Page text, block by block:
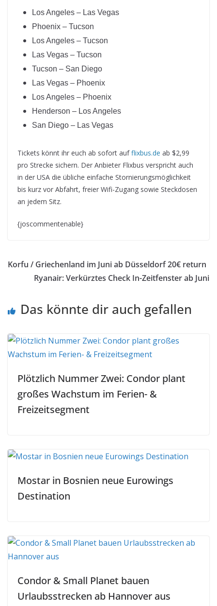
Los Angeles – Las Vegas
Phoenix – Tucson
Los Angeles – Tucson
Las Vegas – Tucson
Tucson – San Diego
Las Vegas – Phoenix
Los Angeles – Phoenix
Henderson – Los Angeles
San Diego – Las Vegas
Tickets könnt ihr euch ab sofort aufflixbus.de ab $2,99
pro Strecke sichern. Der Anbieter Flixbus verspricht auch
in der USA die übliche einfache Stornierungsmöglichkeit
bis kurz vor Abfahrt, freier Wifi-Zugang sowie Steckdosen
an jedem Sitz.
{joscommentenable}
Korfu / Griechenland im Juni ab Düsseldorf 20€ return
Ryanair: Verkürztes Check In-Zeitfenster ab Juni
Das könnte dir auch gefallen
Plötzlich Nummer Zwei: Condor plant
großes Wachstum im Ferien- &
Freizeitsegment
Mostar in Bosnien neue Eurowings
Destination
Condor & Small Planet bauen
Urlaubsstrecken ab Hannover aus